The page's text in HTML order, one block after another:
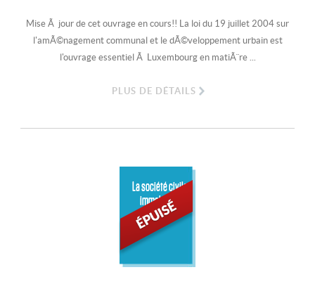
Mise Ã jour de cet ouvrage en cours!! La loi du 19 juillet 2004 sur
l'amÃ©nagement communal et le dÃ©veloppement urbain est
l'ouvrage essentiel Ã Luxembourg en matiÃ¨re ...
PLUS DE DÉTAILS
La société civile
immobilière